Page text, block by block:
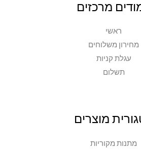
מרכזים
ראשי
מחירון משלוחים
עגלת קניות
תשלום
מוצרים
מתנות מקוריות